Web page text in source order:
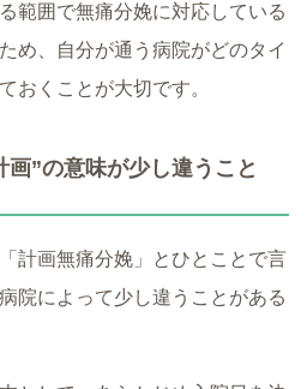
範囲で無痛分娩に対応している
め、自分が通う病院がどのタイ
おくことが大切です。
画”の意味が少し違うこと
計画無痛分娩」とひとことで言
院によって少し違うことがある